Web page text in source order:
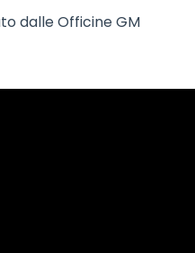
dalle Officine GM